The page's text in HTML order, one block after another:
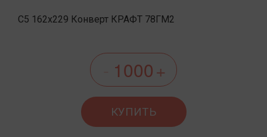
С5 162x229 Конверт КРАФТ 78ГМ2
КУПИТЬ